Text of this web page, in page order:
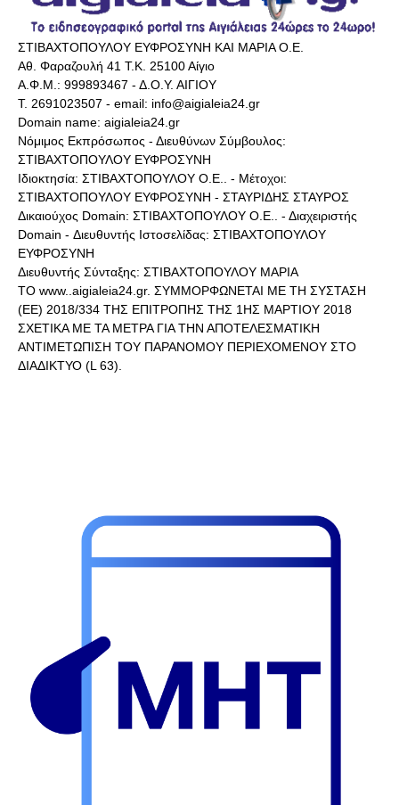
ΣΤΙΒΑΧΤΟΠΟΥΛΟΥ ΕΥΦΡΟΣΥΝΗ ΚΑΙ ΜΑΡΙΑ Ο.Ε.
Αθ. Φαραζουλή 41 Τ.Κ. 25100 Αίγιο
Α.Φ.Μ.: 999893467 - Δ.Ο.Υ. ΑΙΓΙΟΥ
Τ. 2691023507 - email: info@aigialeia24.gr
Domain name: aigialeia24.gr
Νόμιμος Εκπρόσωπος - Διευθύνων Σύμβουλος:
ΣΤΙΒΑΧΤΟΠΟΥΛΟΥ ΕΥΦΡΟΣΥΝΗ
Ιδιοκτησία: ΣΤΙΒΑΧΤΟΠΟΥΛΟΥ Ο.Ε.. - Μέτοχοι:
ΣΤΙΒΑΧΤΟΠΟΥΛΟΥ ΕΥΦΡΟΣΥΝΗ - ΣΤΑΥΡΙΔΗΣ ΣΤΑΥΡΟΣ
Δικαιούχος Domain: ΣΤΙΒΑΧΤΟΠΟΥΛΟΥ Ο.Ε.. - Διαχειριστής
Domain - Διευθυντής Ιστοσελίδας: ΣΤΙΒΑΧΤΟΠΟΥΛΟΥ
ΕΥΦΡΟΣΥΝΗ
Διευθυντής Σύνταξης: ΣΤΙΒΑΧΤΟΠΟΥΛΟΥ ΜΑΡΙΑ
ΤΟ www..aigialeia24.gr. ΣΥΜΜΟΡΦΩΝΕΤΑΙ ΜΕ ΤΗ ΣΥΣΤΑΣΗ
(ΕΕ) 2018/334 ΤΗΣ ΕΠΙΤΡΟΠΗΣ ΤΗΣ 1ΗΣ ΜΑΡΤΙΟΥ 2018
ΣΧΕΤΙΚΑ ΜΕ ΤΑ ΜΕΤΡΑ ΓΙΑ ΤΗΝ ΑΠΟΤΕΛΕΣΜΑΤΙΚΗ
ΑΝΤΙΜΕΤΩΠΙΣΗ ΤΟΥ ΠΑΡΑΝΟΜΟΥ ΠΕΡΙΕΧΟΜΕΝΟΥ ΣΤΟ
ΔΙΑΔΙΚΤΥΟ (L 63).